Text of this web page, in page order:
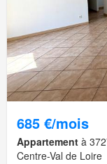
685 €/mois
Appartement à
Centre-Val de Loire